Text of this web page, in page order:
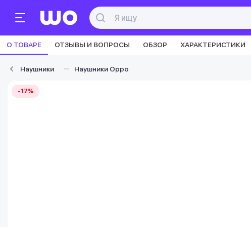
О ТОВАРЕ ОТЗЫВЫ И ВОПРОСЫ ОБЗОР ХАРАКТЕРИСТИКИ
Наушники Наушники Oppo
-17%